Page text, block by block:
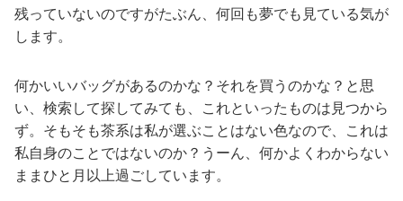
残っていないのですがたぶん、何回も夢でも見ている気が
します。
何かいいバッグがあるのかな？それを買うのかな？と思
い、検索して探してみても、これといったものは見つから
ず。そもそも茶系は私が選ぶことはない色なので、これは
私自身のことではないのか？うーん、何かよくわからない
ままひと月以上過ごしています。